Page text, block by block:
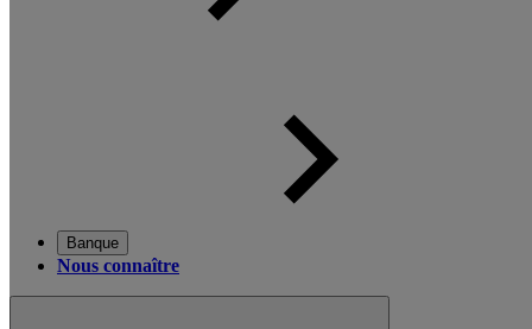
Banque
Nous connaître